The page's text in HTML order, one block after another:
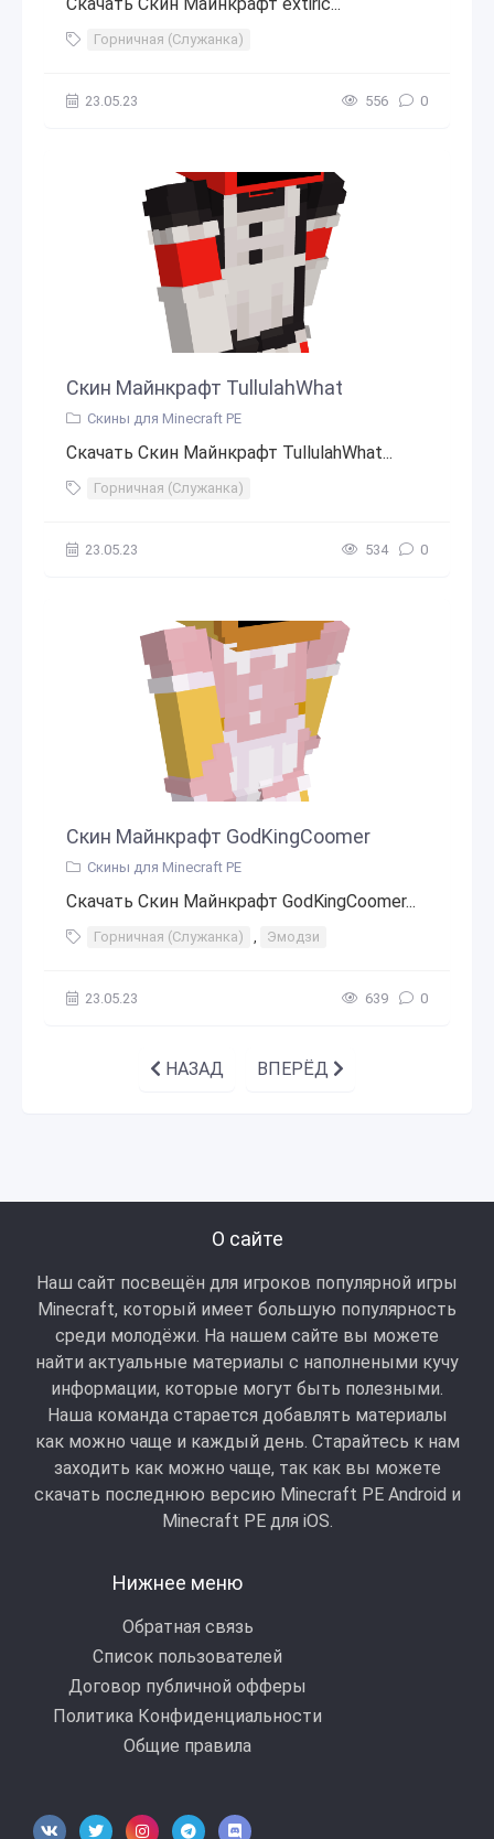
Горничная (Служанка)
23.05.23 556 0
Скин Майнкрафт TullulahWhat
Скины для Minecraft PE
Скачать Скин Майнкрафт TullulahWhat...
Горничная (Служанка)
23.05.23 534 0
Скин Майнкрафт GodKingCoomer
Скины для Minecraft PE
Скачать Скин Майнкрафт GodKingCoomer...
Горничная (Служанка) , Эмодзи
23.05.23 639 0
НАЗАД ВПЕРЁД
О сайте
Наш сайт посвещён для игроков популярной игры
Minecraft, который имеет большую популярность
среди молодёжи. На нашем сайте вы можете
найти актуальные материалы с наполнеными кучу
информации, которые могут быть полезными.
Наша команда старается добавлять материалы
как можно чаще и каждый день. Старайтесь к нам
заходить как можно чаще, так как вы можете
скачать последнюю версию Minecraft PE Android и
Minecraft РЕ для iOS.
Нижнее меню
Обратная связь
Список пользователей
Договор публичной офферы
Политика Конфиденциальности
Общие правила